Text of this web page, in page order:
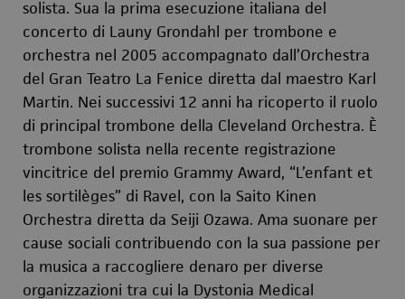
solista. Sua la prima esecuzione italiana del
concerto di Launy Grondahl per trombone e
orchestra nel 2005 accompagnato dall’Orchestra
del Gran Teatro La Fenice diretta dal maestro Karl
Martin. Nei successivi 12 anni ha ricoperto il ruolo
di principal trombone della Cleveland Orchestra. È
trombone solista nella recente registrazione
vincitrice del premio Grammy Award, “L’enfant et
les sortilèges” di Ravel, con la Saito Kinen
Orchestra diretta da Seiji Ozawa. Ama suonare per
cause sociali contribuendo con la sua passione per
la musica a raccogliere denaro per diverse
organizzazioni tra cui la Dystonia Medical